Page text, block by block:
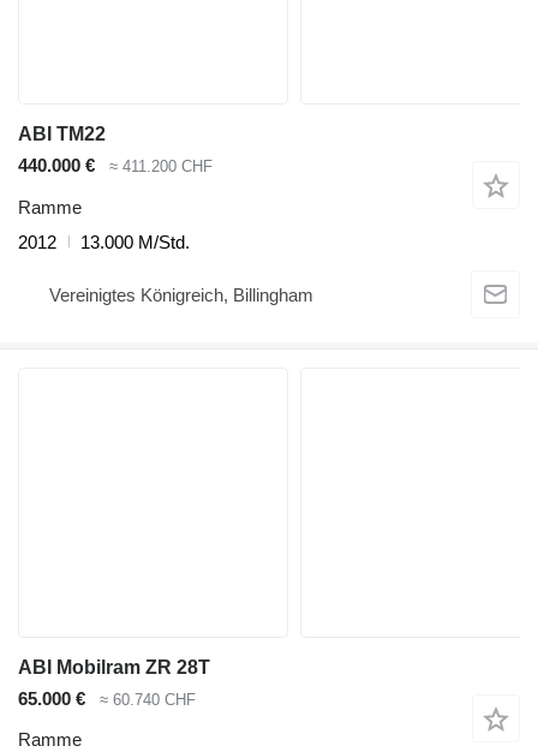
ABI TM22
440.000 €
≈ 411.200 CHF
Ramme
2012
13.000 M/Std.
Vereinigtes Königreich, Billingham
ABI Mobilram ZR 28T
65.000 €
≈ 60.740 CHF
Ramme